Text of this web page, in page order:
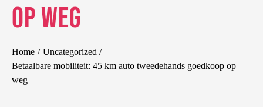
op weg
Home
Uncategorized
Betaalbare mobiliteit: 45 km auto tweedehands goedkoop op
weg